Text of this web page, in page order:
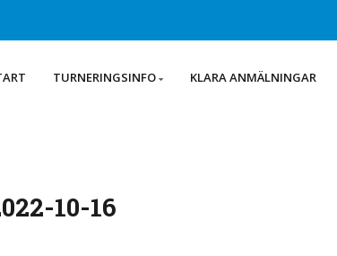
TURNERINGSINFO KLARA ANMÄLNINGAR
10-16